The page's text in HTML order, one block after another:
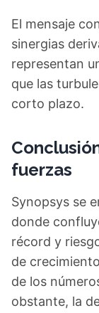
El mensaje
sinergias
representan
que las
corto plazo.
fuerzas
Synopsys se
donde
récord y
de
de los
obstante, la